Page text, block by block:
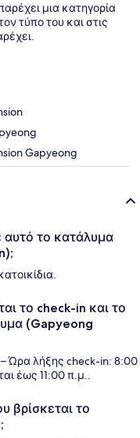
μια κατηγορία
τύπο του και στις
Gapyeong
αυτό το κατάλυμα
το check-in και το
(Gapyeong
Ώρα λήξης check-in: 8:00
έως 11:00 π.μ..
βρίσκεται το